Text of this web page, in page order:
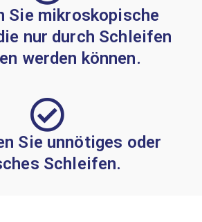
Sie mikroskopische
nur durch Schleifen
werden können.
Sie unnötiges oder
Schleifen.